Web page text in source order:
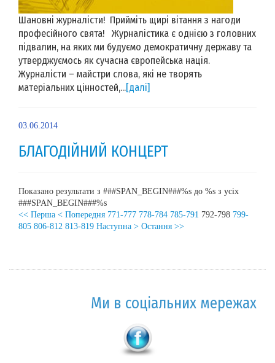
Шановні журналісти! Прийміть щирі вітання з нагоди
професійного свята! Журналістика є однією з головних
підвалин, на яких ми будуємо демократичну державу та
утверджуємось як сучасна європейська нація.
Журналісти – майстри слова, які не творять
матеріальних цінностей,...[далі]
03.06.2014
БЛАГОДІЙНИЙ КОНЦЕРТ
Показано результати з ###SPAN_BEGIN###%s до %s з усіх
###SPAN_BEGIN###%s
<< Перша < Попередня 771-777 778-784 785-791 792-798 799-
805 806-812 813-819 Наступна > Остання >>
Ми в соціальних мережах